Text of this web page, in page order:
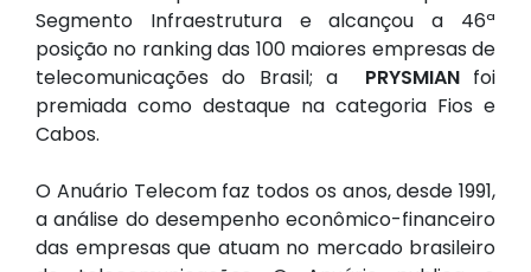
Segmento Infraestrutura e alcançou a 46ª
posição no ranking das 100 maiores empresas de
telecomunicações do Brasil; a PRYSMIANfoi
premiada como destaque na categoria Fios e
Cabos.
O Anuário Telecom faz todos os anos, desde 1991,
a análise do desempenho econômico-financeiro
das empresas que atuam no mercado brasileiro